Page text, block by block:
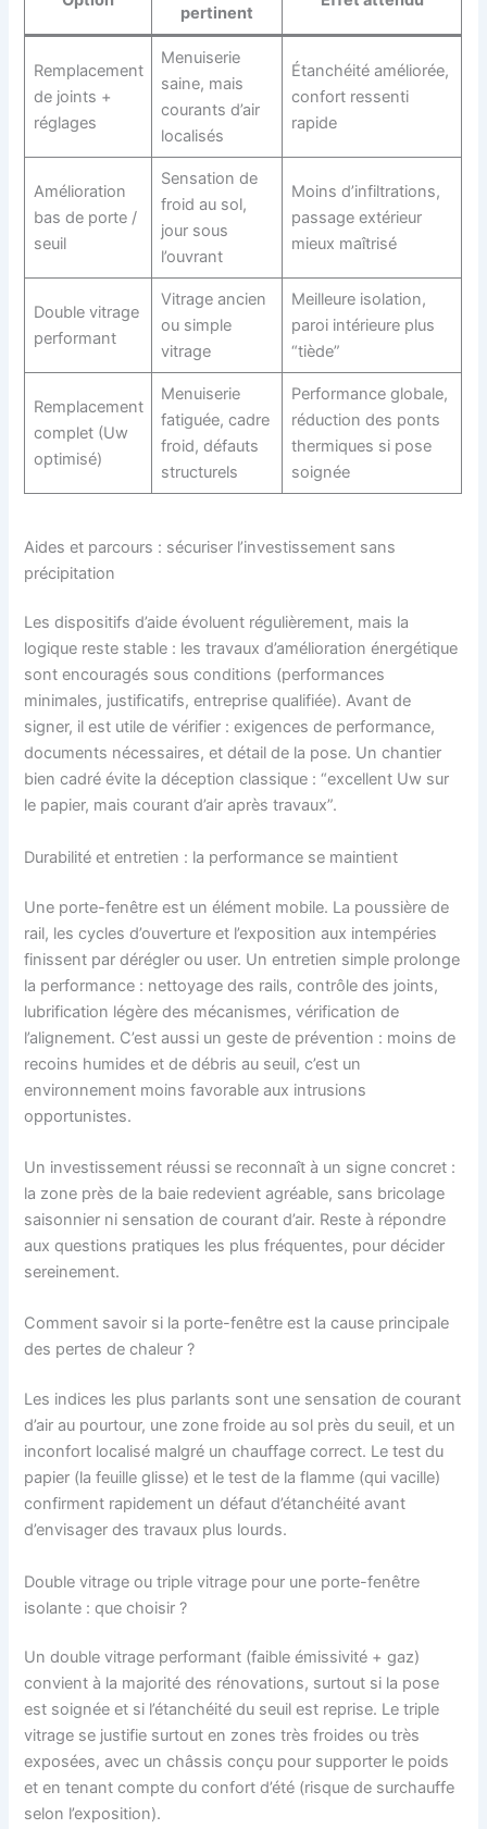
pertinent
Remplacement
de joints +
réglages
Menuiserie
saine, mais
courants d’air
localisés
Étanchéité améliorée,
confort ressenti
rapide
Amélioration
bas de porte /
seuil
Sensation de
froid au sol,
jour sous
l’ouvrant
Moins d’infiltrations,
passage extérieur
mieux maîtrisé
Double vitrage
performant
Vitrage ancien
ou simple
vitrage
Meilleure isolation,
paroi intérieure plus
“tiède”
Remplacement
complet (Uw
optimisé)
Menuiserie
fatiguée, cadre
froid, défauts
structurels
Performance globale,
réduction des ponts
thermiques si pose
soignée
Aides et parcours : sécuriser l’investissement sans
précipitation
Les dispositifs d’aide évoluent régulièrement, mais la
logique reste stable : les travaux d’amélioration énergétique
sont encouragés sous conditions (performances
minimales, justificatifs, entreprise qualifiée). Avant de
signer, il est utile de vérifier : exigences de performance,
documents nécessaires, et détail de la pose. Un chantier
bien cadré évite la déception classique : “excellent Uw sur
le papier, mais courant d’air après travaux”.
Durabilité et entretien : la performance se maintient
Une porte-fenêtre est un élément mobile. La poussière de
rail, les cycles d’ouverture et l’exposition aux intempéries
finissent par dérégler ou user. Un entretien simple prolonge
la performance : nettoyage des rails, contrôle des joints,
lubrification légère des mécanismes, vérification de
l’alignement. C’est aussi un geste de prévention : moins de
recoins humides et de débris au seuil, c’est un
environnement moins favorable aux intrusions
opportunistes.
Un investissement réussi se reconnaît à un signe concret :
la zone près de la baie redevient agréable, sans bricolage
saisonnier ni sensation de courant d’air. Reste à répondre
aux questions pratiques les plus fréquentes, pour décider
sereinement.
Comment savoir si la porte-fenêtre est la cause principale
des pertes de chaleur ?
Les indices les plus parlants sont une sensation de courant
d’air au pourtour, une zone froide au sol près du seuil, et un
inconfort localisé malgré un chauffage correct. Le test du
papier (la feuille glisse) et le test de la flamme (qui vacille)
confirment rapidement un défaut d’étanchéité avant
d’envisager des travaux plus lourds.
Double vitrage ou triple vitrage pour une porte-fenêtre
isolante : que choisir ?
Un double vitrage performant (faible émissivité + gaz)
convient à la majorité des rénovations, surtout si la pose
est soignée et si l’étanchéité du seuil est reprise. Le triple
vitrage se justifie surtout en zones très froides ou très
exposées, avec un châssis conçu pour supporter le poids
et en tenant compte du confort d’été (risque de surchauffe
selon l’exposition).